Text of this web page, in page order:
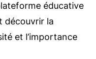
éducative
découvrir la
et l’importance